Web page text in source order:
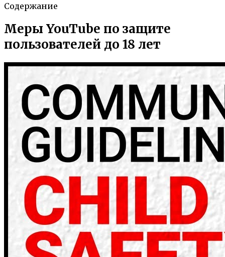
Содержание
Меры YouTube по защите
пользователей до 18 лет